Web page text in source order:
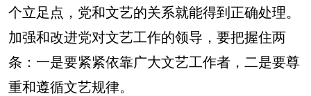
个立足点，党和文艺的关系就能得到正确处理。
加强和改进党对文艺工作的领导，要把握住两
条：一是要紧紧依靠广大文艺工作者，二是要尊
重和遵循文艺规律。